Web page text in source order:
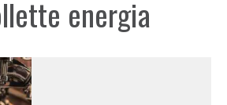
energia